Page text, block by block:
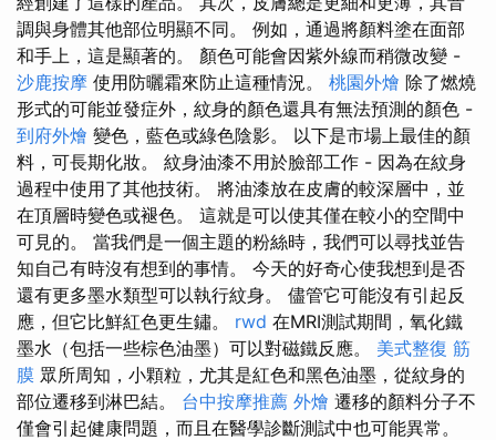
調與身體其他部位明顯不同。 例如，通過將顏料塗在面部
和手上，這是顯著的。 顏色可能會因紫外線而稍微改變 -
沙鹿按摩 使用防曬霜來防止這種情況。 桃園外燴 除了燃燒
形式的可能並發症外，紋身的顏色還具有無法預測的顏色 -
到府外燴 變色，藍色或綠色陰影。 以下是市場上最佳的顏
料，可長期化妝。 紋身油漆不用於臉部工作 - 因為在紋身
過程中使用了其他技術。 將油漆放在皮膚的較深層中，並
在頂層時變色或褪色。 這就是可以使其僅在較小的空間中
可見的。 當我們是一個主題的粉絲時，我們可以尋找並告
知自己有時沒有想到的事情。 今天的好奇心使我想到是否
還有更多墨水類型可以執行紋身。 儘管它可能沒有引起反
應，但它比鮮紅色更生鏽。 rwd 在MRI測試期間，氧化鐵
墨水（包括一些棕色油墨）可以對磁鐵反應。 美式整復 筋
膜 眾所周知，小顆粒，尤其是紅色和黑色油墨，從紋身的
部位遷移到淋巴結。 台中按摩推薦 外燴 遷移的顏料分子不
僅會引起健康問題，而且在醫學診斷測試中也可能異常。